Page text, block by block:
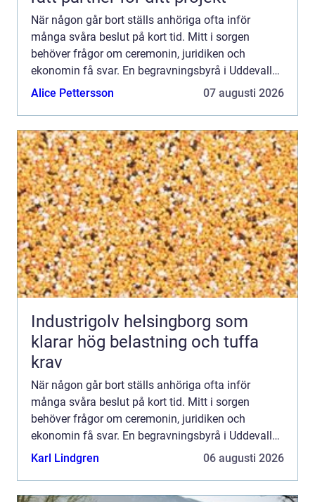
När någon går bort ställs anhöriga ofta inför
många svåra beslut på kort tid. Mitt i sorgen
behöver frågor om ceremonin, juridiken och
ekonomin få svar. En begravningsbyrå i Uddevalla
kan bli en lugn punkt i allt som händer, genom att
Alice Pettersson 07 augusti 2026
Industrigolv helsingborg som
klarar hög belastning och tuffa
krav
När någon går bort ställs anhöriga ofta inför
många svåra beslut på kort tid. Mitt i sorgen
behöver frågor om ceremonin, juridiken och
ekonomin få svar. En begravningsbyrå i Uddevalla
kan bli en lugn punkt i allt som händer, genom att
Karl Lindgren 06 augusti 2026